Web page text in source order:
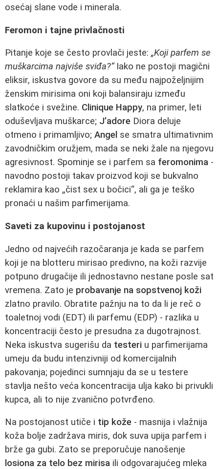
osećaj slane vode i minerala.
Feromon i tajne privlačnosti
Pitanje koje se često provlači jeste: „Koji parfem se
muškarcima najviše sviđa?“Iako ne postoji magični
eliksir, iskustva govore da su među najpoželjnijim
ženskim mirisima oni koji balansiraju između
slatkoće i svežine. Clinique Happy, na primer, leti
oduševljava muškarce; J’adore Diora deluje
otmeno i primamljivo; Angel se smatra ultimativnim
zavodničkim oružjem, mada se neki žale na njegovu
agresivnost. Spominje se i parfem sa feromonima -
navodno postoji takav proizvod koji se bukvalno
reklamira kao „čist sex u bočici“, ali ga je teško
pronaći u našim parfimerijama.
Saveti za kupovinu i postojanost
Jedno od najvećih razočaranja je kada se parfem
koji je na blotteru mirisao predivno, na koži razvije
potpuno drugačije ili jednostavno nestane posle sat
vremena. Zato je probavanje na sopstvenoj koži
zlatno pravilo. Obratite pažnju na to da li je reč o
toaletnoj vodi (EDT) ili parfemu (EDP) - razlika u
koncentraciji često je presudna za dugotrajnost.
Neka iskustva sugerišu da testeri u parfimerijama
umeju da budu intenzivniji od komercijalnih
pakovanja; pojedinci sumnjaju da se u testere
stavlja nešto veća koncentracija ulja kako bi privukli
kupca, ali to nije zvanično potvrđeno.
Na postojanost utiče i tip kože - masnija i vlažnija
koža bolje zadržava miris, dok suva upija parfem i
brže ga gubi. Zato se preporučuje nanošenje
losiona za telo bez mirisa ili odgovarajućeg mleka